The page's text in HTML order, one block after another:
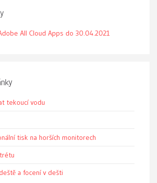
All Cloud Apps do 30.04.2021
tekoucí vodu
tisk na horších monitorech
a focení v dešti